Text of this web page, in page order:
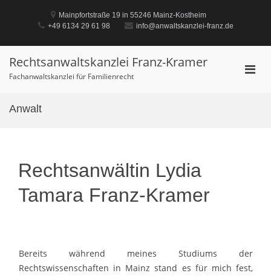
Mainpfortstraße 19 in 55246 Mainz-Kostheim
+49 6134 29 61 98
info@anwaltskanzlei-franz.de
Rechtsanwaltskanzlei Franz-Kramer
Fachanwaltskanzlei für Familienrecht
Anwalt
Rechtsanwältin Lydia
Tamara Franz-Kramer
Bereits während meines Studiums der
Rechtswissenschaften in Mainz stand es für mich fest,